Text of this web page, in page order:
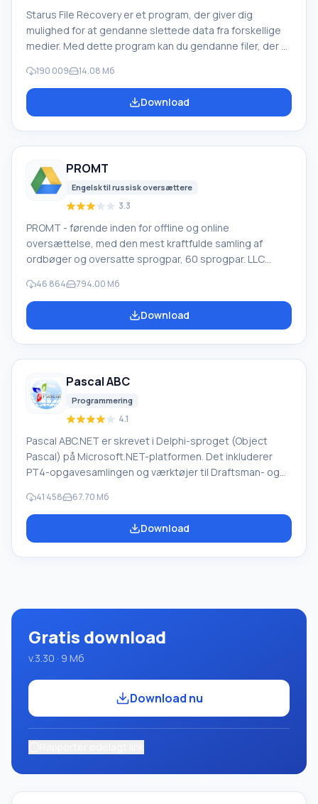
Starus File Recovery er et program, der giver dig
mulighed for at gendanne slettede data fra forskellige
medier. Med dette program kan du gendanne filer, der er
slettet uden om papirkurven, skjult af ondsindet
software, mistet på grund af softwarefejl, fuldstændig
tømning af papirkurven, formatering eller sletning af
190 009 14.08 Мб
Download
PROMT
Engelsk til russisk oversættere
3.3
PROMT - førende inden for offline og online
oversættelse, med den mest kraftfulde samling af
ordbøger og oversatte sprogpar, 60 sprogpar. LLC
oversættelsessystemer til private brugere og
virksomheder. PROMT-software giver oversættelse af
enhver tekst ved hjælp af indbyggede ordbøger,
udenlandsk firma
46 864 794.00 Мб
Download
Pascal ABC
Programmering
4.1
Pascal ABC.NET er skrevet i Delphi-sproget (Object
Pascal) på Microsoft.NET-platformen. Det inkluderer
PT4-opgavesamlingen og værktøjer til Draftsman- og
lærer programmering. Hovedformålet med Pascal
ABC.NET-programmeringssystemet er at studere og
undervise i moderne programmeringssprog. Funktioner
41 458 67.70 Мб
Download
Gratis download
v.3.30 · 9 Мб
Download nu